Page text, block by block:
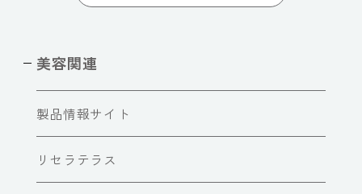
美容関連
製品情報サイト
リセラテラス